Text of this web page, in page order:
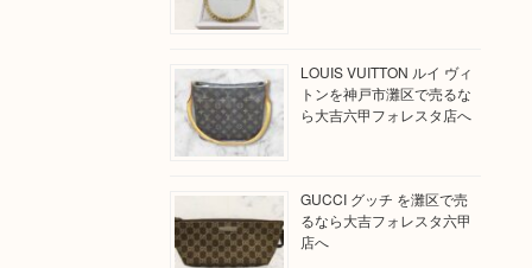
LOUIS VUITTON ルイ ヴィ
トンを神戸市灘区で売るな
ら大吉六甲フォレスタ店へ
GUCCI グッチ を灘区で売
るなら大吉フォレスタ六甲
店へ